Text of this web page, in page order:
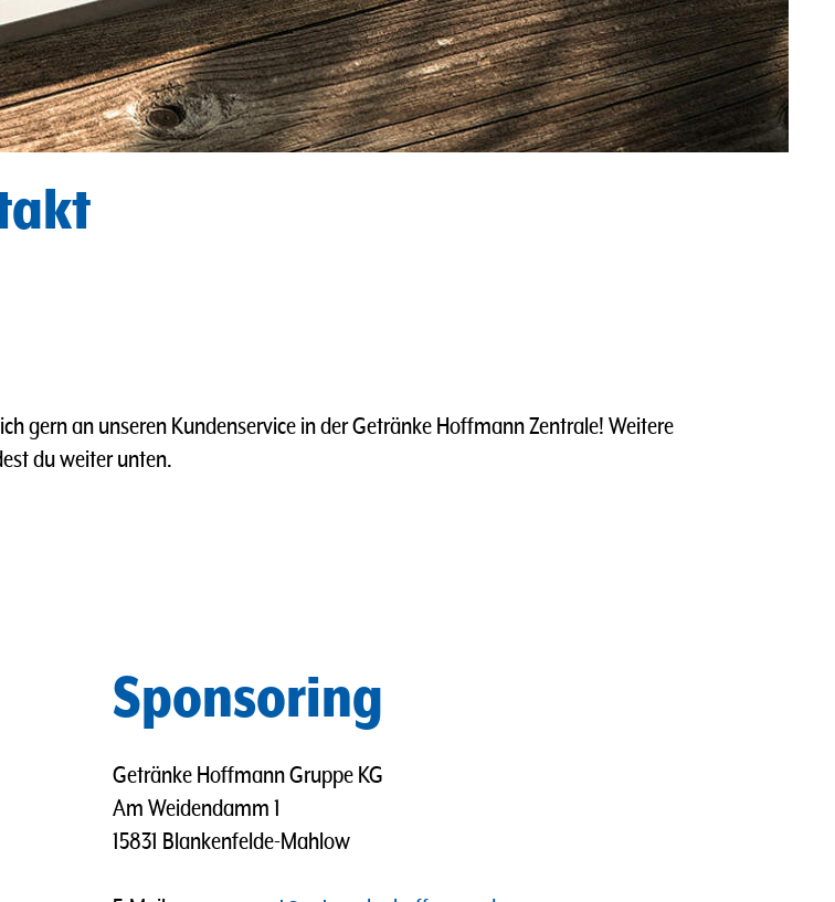
gern an unseren Kundenservice in der Getränke Hoffmann Zentrale! Weitere
du weiter unten.
Sponsoring
Getränke Hoffmann Gruppe KG
Am Weidendamm 1
15831 Blankenfelde-Mahlow